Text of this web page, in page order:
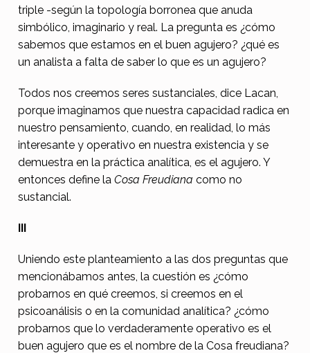
triple -según la topología borronea que anuda
simbólico, imaginario y real. La pregunta es ¿cómo
sabemos que estamos en el buen agujero? ¿qué es
un analista a falta de saber lo que es un agujero?
Todos nos creemos seres sustanciales, dice Lacan,
porque imaginamos que nuestra capacidad radica en
nuestro pensamiento, cuando, en realidad, lo más
interesante y operativo en nuestra existencia y se
demuestra en la práctica analítica, es el agujero. Y
entonces define la Cosa Freudiana como no
sustancial.
III
Uniendo este planteamiento a las dos preguntas que
mencionábamos antes, la cuestión es ¿cómo
probarnos en qué creemos, si creemos en el
psicoanálisis o en la comunidad analítica? ¿cómo
probarnos que lo verdaderamente operativo es el
buen agujero que es el nombre de la Cosa freudiana?